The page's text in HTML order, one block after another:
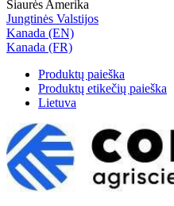
Šiaurės Amerika
Jungtinės Valstijos
Kanada (EN)
Kanada (FR)
Produktų paieška
Produktų etikečių paieška
Lietuva